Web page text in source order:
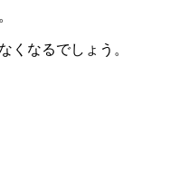
くなるでしょう。